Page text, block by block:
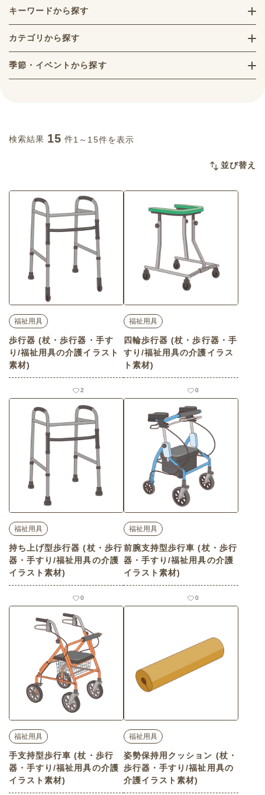
キーワードから探す
カテゴリから探す
季節・イベントから探す
検索結果 15 件1～15件を表示
並び替え
福祉用具
歩行器 (杖・歩行器・手す
り/福祉用具の介護イラスト
素材)
2
福祉用具
四輪歩行器 (杖・歩行器・手
すり/福祉用具の介護イラス
ト素材)
0
福祉用具
持ち上げ型歩行器 (杖・歩行
器・手すり/福祉用具の介護
イラスト素材)
0
福祉用具
前腕支持型歩行車 (杖・歩行
器・手すり/福祉用具の介護
イラスト素材)
0
福祉用具
手支持型歩行車 (杖・歩行
器・手すり/福祉用具の介護
イラスト素材)
福祉用具
姿勢保持用クッション (杖・
歩行器・手すり/福祉用具の
介護イラスト素材)